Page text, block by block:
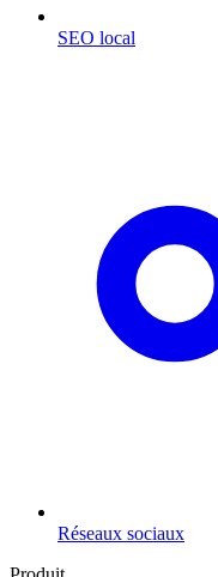
SEO local
Réseaux sociaux